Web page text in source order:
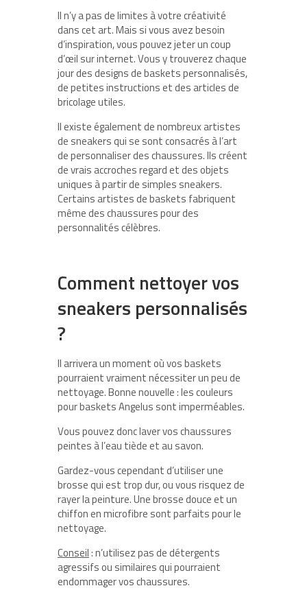
Il n’y a pas de limites à votre créativité
dans cet art. Mais si vous avez besoin
d’inspiration, vous pouvez jeter un coup
d’œil sur internet. Vous y trouverez chaque
jour des designs de baskets personnalisés,
de petites instructions et des articles de
bricolage utiles.
Il existe également de nombreux artistes
de sneakers qui se sont consacrés à l’art
de personnaliser des chaussures. Ils créent
de vrais accroches regard et des objets
uniques à partir de simples sneakers.
Certains artistes de baskets fabriquent
même des chaussures pour des
personnalités célèbres.
Comment nettoyer vos
sneakers personnalisés
?
Il arrivera un moment où vos baskets
pourraient vraiment nécessiter un peu de
nettoyage. Bonne nouvelle : les couleurs
pour baskets Angelus sont imperméables.
Vous pouvez donc laver vos chaussures
peintes à l’eau tiède et au savon.
Gardez-vous cependant d’utiliser une
brosse qui est trop dur, ou vous risquez de
rayer la peinture. Une brosse douce et un
chiffon en microfibre sont parfaits pour le
nettoyage.
Conseil: n’utilisez pas de détergents
agressifs ou similaires qui pourraient
endommager vos chaussures.